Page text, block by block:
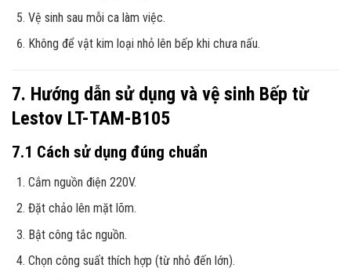
Vệ sinh sau mỗi ca làm việc.
Không để vật kim loại nhỏ lên bếp khi chưa nấu.
7. Hướng dẫn sử dụng và vệ sinh Bếp từ
Lestov LT-TAM-B105
7.1 Cách sử dụng đúng chuẩn
Cắm nguồn điện 220V.
Đặt chảo lên mặt lõm.
Bật công tắc nguồn.
Chọn công suất thích hợp (từ nhỏ đến lớn).